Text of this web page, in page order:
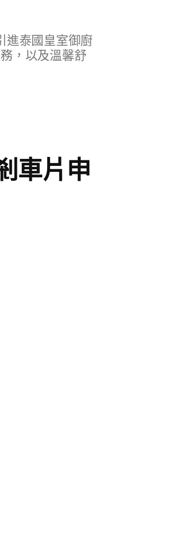
進泰國皇室御廚
，以及溫馨舒
車片申